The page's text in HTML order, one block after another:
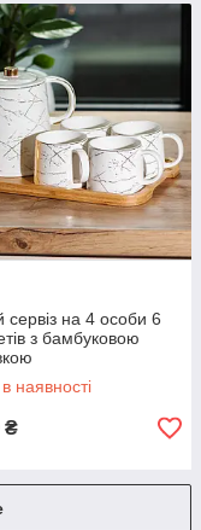
сервіз на 4 особи 6
з бамбуковою
наявності
₴